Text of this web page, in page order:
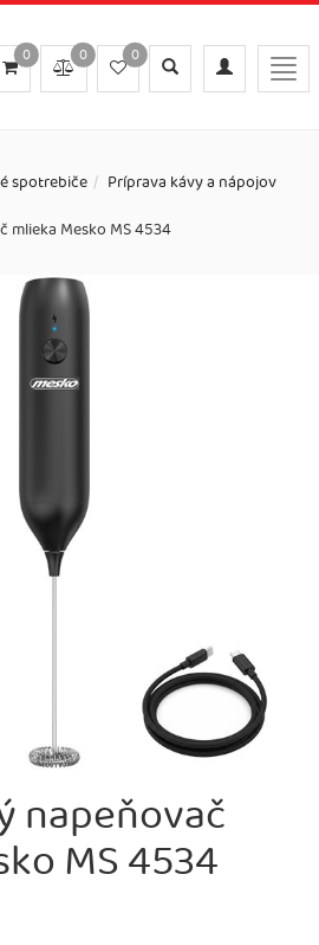
Toggle
navigation
Toggle
search
0
0
0
spotrebiče
Príprava kávy a nápojov
mlieka Mesko MS 4534
napeňovač
MS 4534